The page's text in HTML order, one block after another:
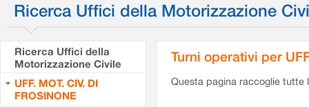
Ricerca Uffici della Motorizzazione
Ricerca Uffici della
Motorizzazione Civile
UFF. MOT. CIV. DI
FROSINONE
Turni operativi per
Questa pagina raccoglie tutte